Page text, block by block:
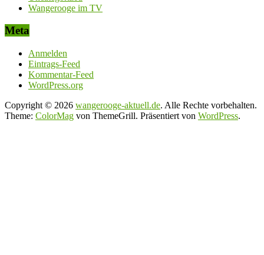
Wangerooge im TV
Meta
Anmelden
Eintrags-Feed
Kommentar-Feed
WordPress.org
Copyright © 2026 wangerooge-aktuell.de. Alle Rechte vorbehalten.
Theme: ColorMag von ThemeGrill. Präsentiert von WordPress.